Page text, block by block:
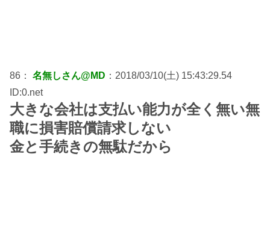
86： 名無しさん@MD ：2018/03/10(土) 15:43:29.54
ID:0.net
大きな会社は支払い能力が全く無い無
職に損害賠償請求しない
金と手続きの無駄だから